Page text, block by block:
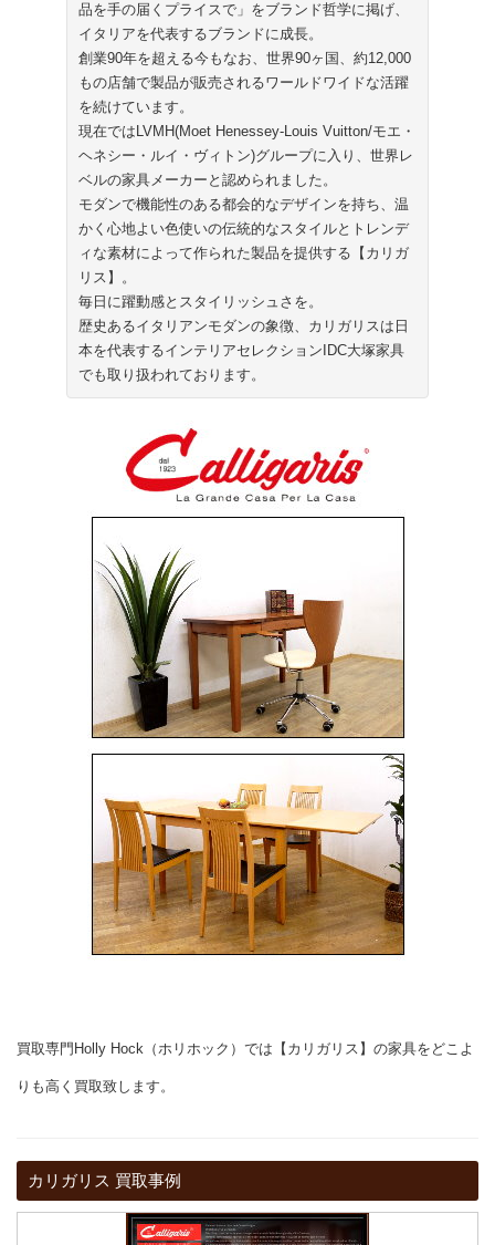
品を手の届くプライスで」をブランド哲学に掲げ、
イタリアを代表するブランドに成長。
創業90年を超える今もなお、世界90ヶ国、約12,000
もの店舗で製品が販売されるワールドワイドな活躍
を続けています。
現在ではLVMH(Moet Henessey-Louis Vuitton/モエ・
ヘネシー・ルイ・ヴィトン)グループに入り、世界レ
ベルの家具メーカーと認められました。
モダンで機能性のある都会的なデザインを持ち、温
かく心地よい色使いの伝統的なスタイルとトレンデ
ィな素材によって作られた製品を提供する【カリガ
リス】。
毎日に躍動感とスタイリッシュさを。
歴史あるイタリアンモダンの象徴、カリガリスは日
本を代表するインテリアセレクションIDC大塚家具
でも取り扱われております。
買取専門Holly Hock（ホリホック）では【カリガリス】の家具をどこよ
りも高く買取致します。
カリガリス 買取事例